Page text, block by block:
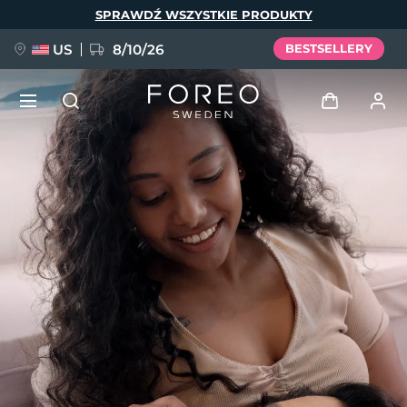
SPRAWDŹ WSZYSTKIE PRODUKTY
US 8/10/26 BESTSELLERY
Profil użytkownika
Moje urządzenia
Moje zamówienia
Moje adresy
Moje subskrypcje
NOWOŚĆ
FAQ™ Pure Beauty-Tech Elixir
BREAKING NEWS
issa™ Teeth Whitening Set
Język
English Deutsch
Español
Français
Italiano
Português
Polski
Svenska
Русский
Türkçe
简体中文 繁體中文